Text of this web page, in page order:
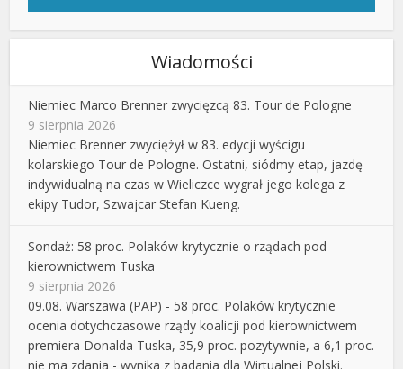
Wiadomości
Niemiec Marco Brenner zwycięzcą 83. Tour de Pologne
9 sierpnia 2026
Niemiec Brenner zwyciężył w 83. edycji wyścigu
kolarskiego Tour de Pologne. Ostatni, siódmy etap, jazdę
indywidualną na czas w Wieliczce wygrał jego kolega z
ekipy Tudor, Szwajcar Stefan Kueng.
Sondaż: 58 proc. Polaków krytycznie o rządach pod
kierownictwem Tuska
9 sierpnia 2026
09.08. Warszawa (PAP) - 58 proc. Polaków krytycznie
ocenia dotychczasowe rządy koalicji pod kierownictwem
premiera Donalda Tuska, 35,9 proc. pozytywnie, a 6,1 proc.
nie ma zdania - wynika z badania dla Wirtualnej Polski.